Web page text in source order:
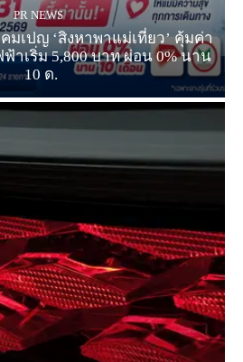
PR NEWS
คมเปญ ‘สิงหาพาแม่เที่ยว’ คุ้มค่า
าเริ่ม 5,800 บาท ผ่อน 0% นาน
10 ด.